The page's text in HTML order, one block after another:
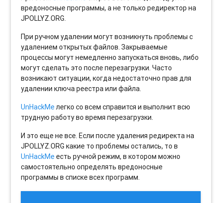
вредоносные программы, а не только редиректор на
JPOLLYZ.ORG.
При ручном удалении могут возникнуть проблемы с
удалением открытых файлов. Закрываемые
процессы могут немедленно запускаться вновь, либо
могут сделать это после перезагрузки. Часто
возникают ситуации, когда недостаточно прав для
удалении ключа реестра или файла.
UnHackMeлегко со всем справится и выполнит всю
трудную работу во время перезагрузки.
И это еще не все. Если после удаления редиректа на
JPOLLYZ.ORG какие то проблемы остались, то в
UnHackMeесть ручной режим, в котором можно
самостоятельно определять вредоносные
программы в списке всех программ.